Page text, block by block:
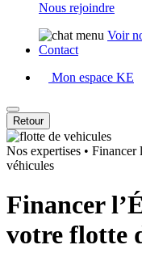
Nous rejoindre
Voir
Contact
Mon espace KE
Retour
Nos expertises • Financer
véhicules
Financer
votre flotte